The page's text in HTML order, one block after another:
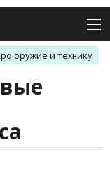
оружие и технику